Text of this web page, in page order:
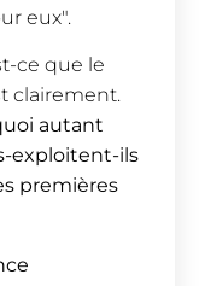
eux".
ce que le
clairement.
autant
exploitent-ils
premières